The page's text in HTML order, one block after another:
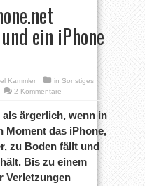
ein iPhone
Kammler in Sonstiges
2 Kommentare
ärgerlich, wenn in
Moment das iPhone,
zu Boden fällt und
Bis zu einem
Verletzungen